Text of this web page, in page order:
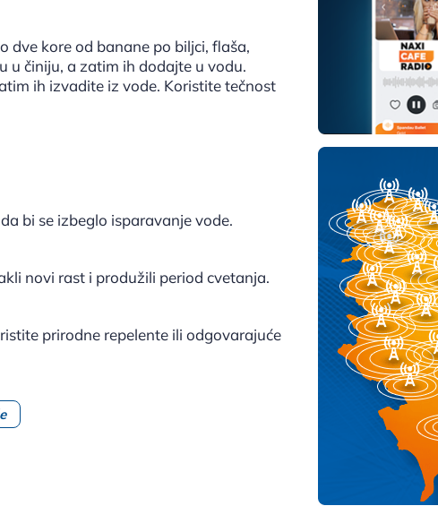
dve kore od banane po biljci, flaša,
u činiju, a zatim ih dodajte u vodu.
ih izvadite iz vode. Koristite tečnost
bi se izbeglo isparavanje vode.
novi rast i produžili period cvetanja.
prirodne repelente ili odgovarajuće